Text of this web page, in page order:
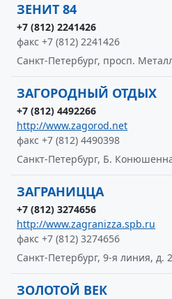
ЗЕНИТ 84
+7 (812) 2241426
факс +7 (812) 2241426
Санкт-Петербург, просп.
ЗАГОРОДНЫЙ ОТДЫХ
+7 (812) 4492266
http://www.zagorod.net
факс +7 (812) 4490398
Санкт-Петербург, Б.
ЗАГРАНИЦЦА
+7 (812) 3274656
http://www.zagranizza.spb.ru
факс +7 (812) 3274656
Санкт-Петербург, 9-я линия, д.
ЗОЛОТОЙ ВЕК